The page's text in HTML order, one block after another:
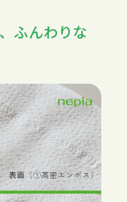
ふんわりな